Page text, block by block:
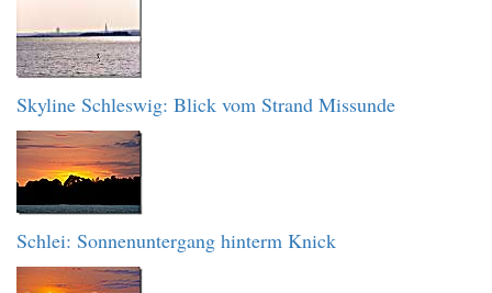
Skyline Schleswig: Blick vom Strand Missunde
Schlei: Sonnenuntergang hinterm Knick